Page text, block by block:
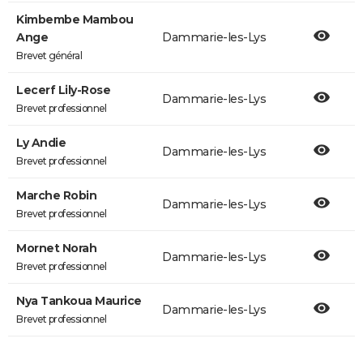
Kimbembe Mambou
Ange
Brevet général
Dammarie-les-Lys
Lecerf Lily-Rose
Brevet professionnel
Dammarie-les-Lys
Ly Andie
Brevet professionnel
Dammarie-les-Lys
Marche Robin
Brevet professionnel
Dammarie-les-Lys
Mornet Norah
Brevet professionnel
Dammarie-les-Lys
Nya Tankoua Maurice
Brevet professionnel
Dammarie-les-Lys